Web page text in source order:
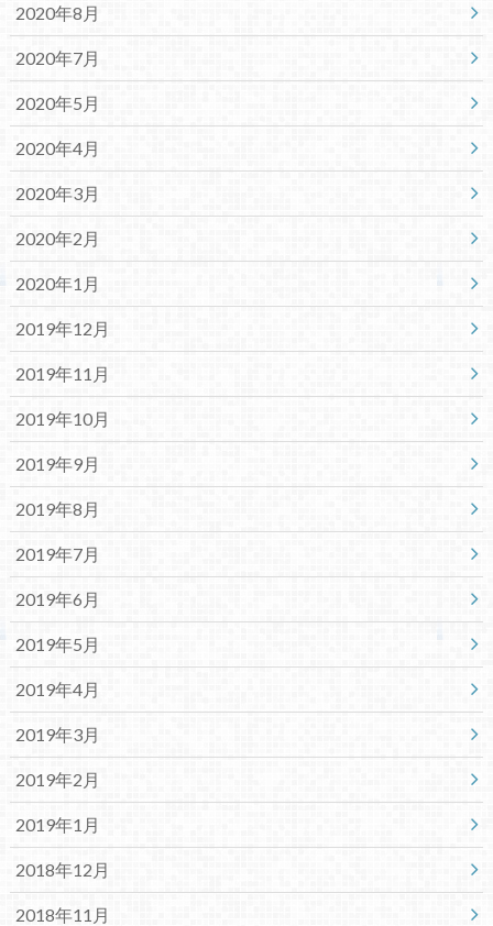
2020年8月
2020年7月
2020年5月
2020年4月
2020年3月
2020年2月
2020年1月
2019年12月
2019年11月
2019年10月
2019年9月
2019年8月
2019年7月
2019年6月
2019年5月
2019年4月
2019年3月
2019年2月
2019年1月
2018年12月
2018年11月